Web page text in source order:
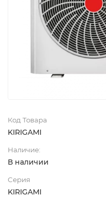
Код Товара
KIRIGAMI
Наличие:
В наличии
Серия
KIRIGAMI